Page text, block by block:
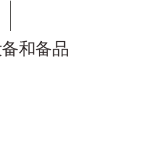
和备品